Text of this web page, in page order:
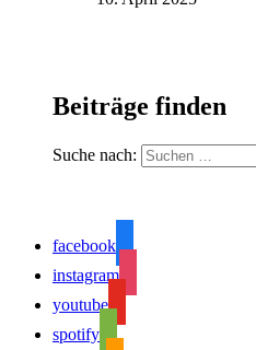
Beiträge finden
Suche nach:
facebook
instagram
youtube
spotify